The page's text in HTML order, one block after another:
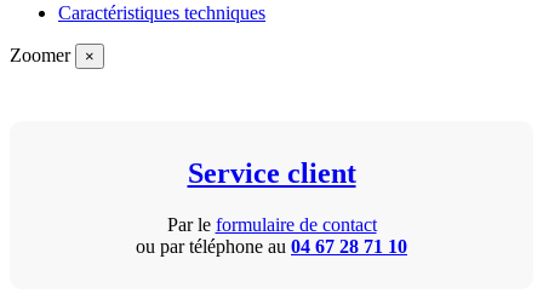
Caractéristiques techniques
Zoomer ×
Service client
Par le formulaire de contact
ou par téléphone au 04 67 28 71 10